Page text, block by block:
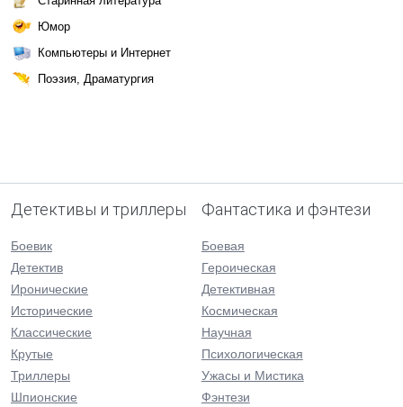
Юмор
Компьютеры и Интернет
Поэзия, Драматургия
Детективы и триллеры
Боевик
Детектив
Иронические
Исторические
Классические
Крутые
Триллеры
Шпионские
Фантастика и фэнтези
Боевая
Героическая
Детективная
Космическая
Научная
Психологическая
Ужасы и Мистика
Фэнтези